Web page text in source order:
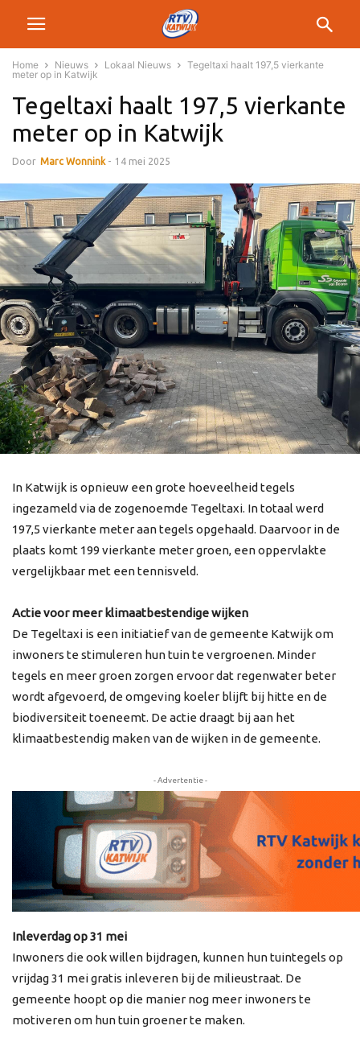
Home Nieuws Lokaal Nieuws
Tegeltaxi haalt 197,5 vierkante
meter op in Katwijk
Tegeltaxi haalt 197,5 vierkante
meter op in Katwijk
Door Marc Wonnink - 14 mei 2025
In Katwijk is opnieuw een grote hoeveelheid tegels
ingezameld via de zogenoemde Tegeltaxi. In totaal werd
197,5 vierkante meter aan tegels opgehaald. Daarvoor in de
plaats komt 199 vierkante meter groen, een oppervlakte
vergelijkbaar met een tennisveld.
Actie voor meer klimaatbestendige wijken
De Tegeltaxi is een initiatief van de gemeente Katwijk om
inwoners te stimuleren hun tuin te vergroenen. Minder
tegels en meer groen zorgen ervoor dat regenwater beter
wordt afgevoerd, de omgeving koeler blijft bij hitte en de
biodiversiteit toeneemt. De actie draagt bij aan het
klimaatbestendig maken van de wijken in de gemeente.
- Advertentie -
Inleverdag op 31 mei
Inwoners die ook willen bijdragen, kunnen hun tuintegels op
vrijdag 31 mei gratis inleveren bij de milieustraat. De
gemeente hoopt op die manier nog meer inwoners te
motiveren om hun tuin groener te maken.